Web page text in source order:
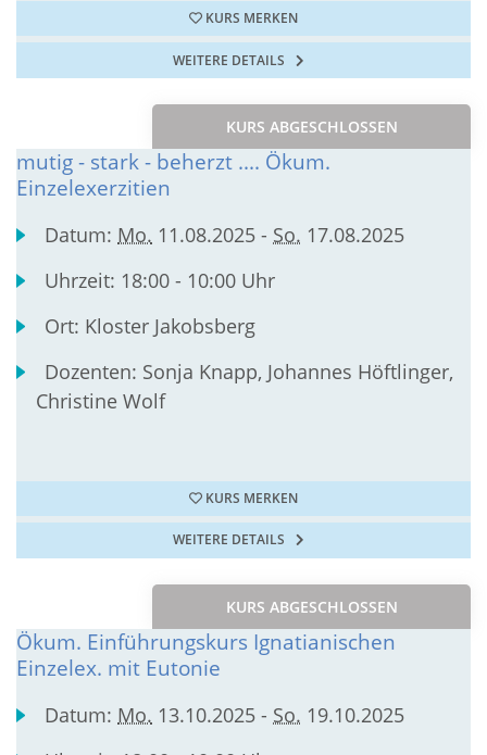
KURS MERKEN
WEITERE DETAILS
KURS ABGESCHLOSSEN
mutig - stark - beherzt .... Ökum.
Einzelexerzitien
Datum: Mo. 11.08.2025 - So. 17.08.2025
Uhrzeit: 18:00 - 10:00 Uhr
Ort: Kloster Jakobsberg
Dozenten: Sonja Knapp, Johannes Höftlinger,
Christine Wolf
KURS MERKEN
WEITERE DETAILS
KURS ABGESCHLOSSEN
Ökum. Einführungskurs Ignatianischen
Einzelex. mit Eutonie
Datum: Mo. 13.10.2025 - So. 19.10.2025